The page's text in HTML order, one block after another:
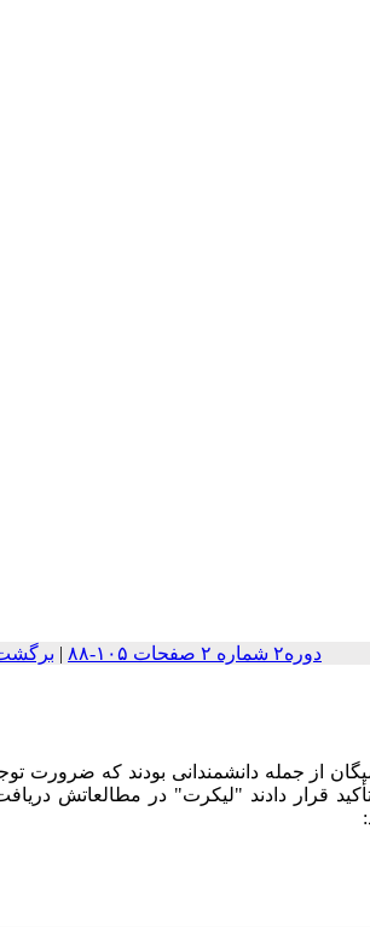
دوره۲ شماره ۲ صفحات ۱۰۵-۸۸ |
از جمله دانشمندانی بودند که ضرورت
قرار دادند "لیکرت" در مطالعاتش